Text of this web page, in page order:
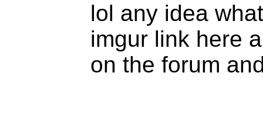
lol any idea
imgur link here
on the forum